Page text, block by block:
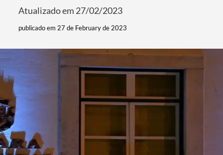
Atualizado em 27/02/2023
publicado em 27 de February de 2023